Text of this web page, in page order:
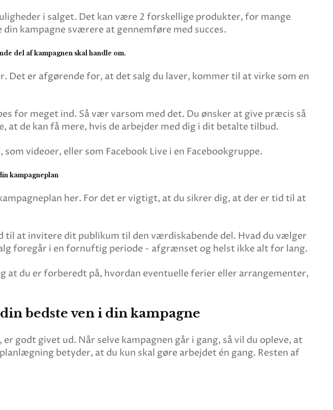
i salget. Det kan være 2 forskellige produkter, for mange
kampagne sværere at gennemføre med succes.
del af kampagnen skal handle om.
er afgørende for, at det salg du laver, kommer til at virke som en
for meget ind. Så vær varsom med det. Du ønsker at give præcis så
at de kan få mere, hvis de arbejder med dig i dit betalte tilbud.
videoer, eller som Facebook Live i en Facebookgruppe.
kampagneplan
her. For det er vigtigt, at du sikrer dig, at der er tid til at
at invitere dit publikum til den værdiskabende del. Hvad du vælger
foregår i en fornuftig periode - afgrænset og helst ikke alt for lang.
at du er forberedt på, hvordan eventuelle ferier eller arrangementer,
bedste ven i din kampagne
godt givet ud. Når selve kampagnen går i gang, så vil du opleve, at
betyder, at du kun skal gøre arbejdet én gang. Resten af